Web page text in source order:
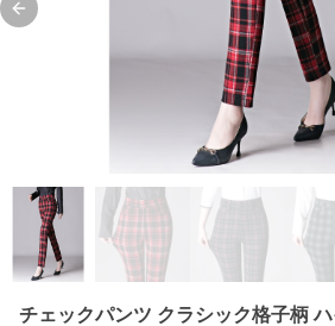
Previous slide
チェックパンツ クラシック格子柄